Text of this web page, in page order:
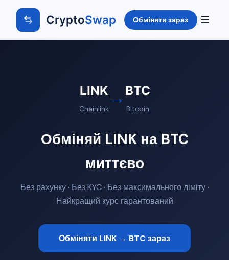
CryptoSwap Обміняти зараз ☰
LINK
Chainlink
→ BTC
Bitcoin
Обміняй LINK на BTC
миттєво
Без рахунку · Без KYC · Без максимального ліміту ·
Найкращий курс гарантований
Обміняти LINK → BTC зараз